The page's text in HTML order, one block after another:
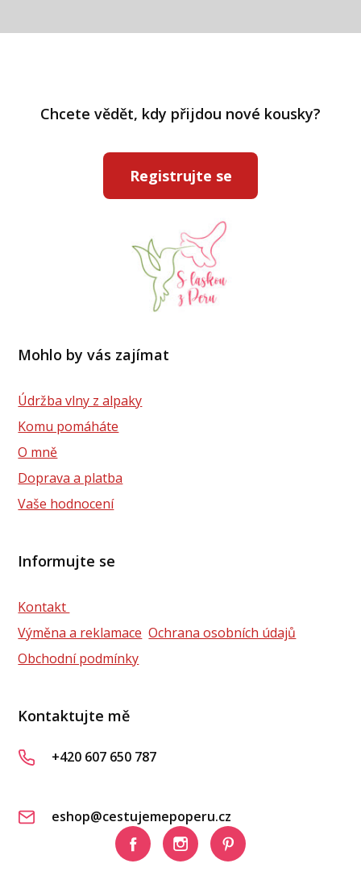
Chcete vědět, kdy přijdou nové kousky?
Registrujte se
Mohlo by vás zajímat
Údržba vlny z alpaky
Komu pomáháte
O mně
Doprava a platba
Vaše hodnocení
Informujte se
Kontakt
Výměna a reklamace Ochrana osobních údajů
Obchodní podmínky
Kontaktujte mě
+420 607 650 787
eshop@cestujemepoperu.cz